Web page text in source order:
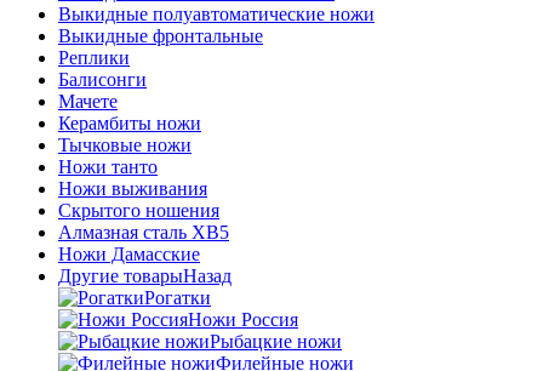
Выкидные полуавтоматические ножи
Выкидные фронтальные
Реплики
Балисонги
Мачете
Керамбиты ножи
Тычковые ножи
Ножи танто
Ножи выживания
Скрытого ношения
Алмазная сталь ХВ5
Ножи Дамасские
Другие товарыНазад
Рогатки
Ножи Россия
Рыбацкие ножи
Филейные ножи